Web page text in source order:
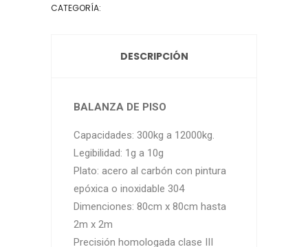
CATEGORÍA:
DESCRIPCIÓN
BALANZA DE PISO
Capacidades: 300kg a 12000kg.
Legibilidad: 1g a 10g
Plato: acero al carbón con pintura
epóxica o inoxidable 304
Dimenciones: 80cm x 80cm hasta
2m x 2m
Precisión homologada clase III